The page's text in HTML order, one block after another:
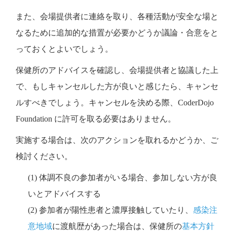
また、会場提供者に連絡を取り、各種活動が安全な場と
なるために追加的な措置が必要かどうか議論・合意をと
っておくとよいでしょう。
保健所のアドバイスを確認し、会場提供者と協議した上
で、もしキャンセルした方が良いと感じたら、キャンセ
ルすべきでしょう。キャンセルを決める際、CoderDojo
Foundation に許可を取る必要はありません。
実施する場合は、次のアクションを取れるかどうか、ご
検討ください。
(1) 体調不良の参加者がいる場合、参加しない方が良
いとアドバイスする
(2) 参加者が陽性患者と濃厚接触していたり、 感染注
意地域に渡航歴があった場合は、保健所の基本方針